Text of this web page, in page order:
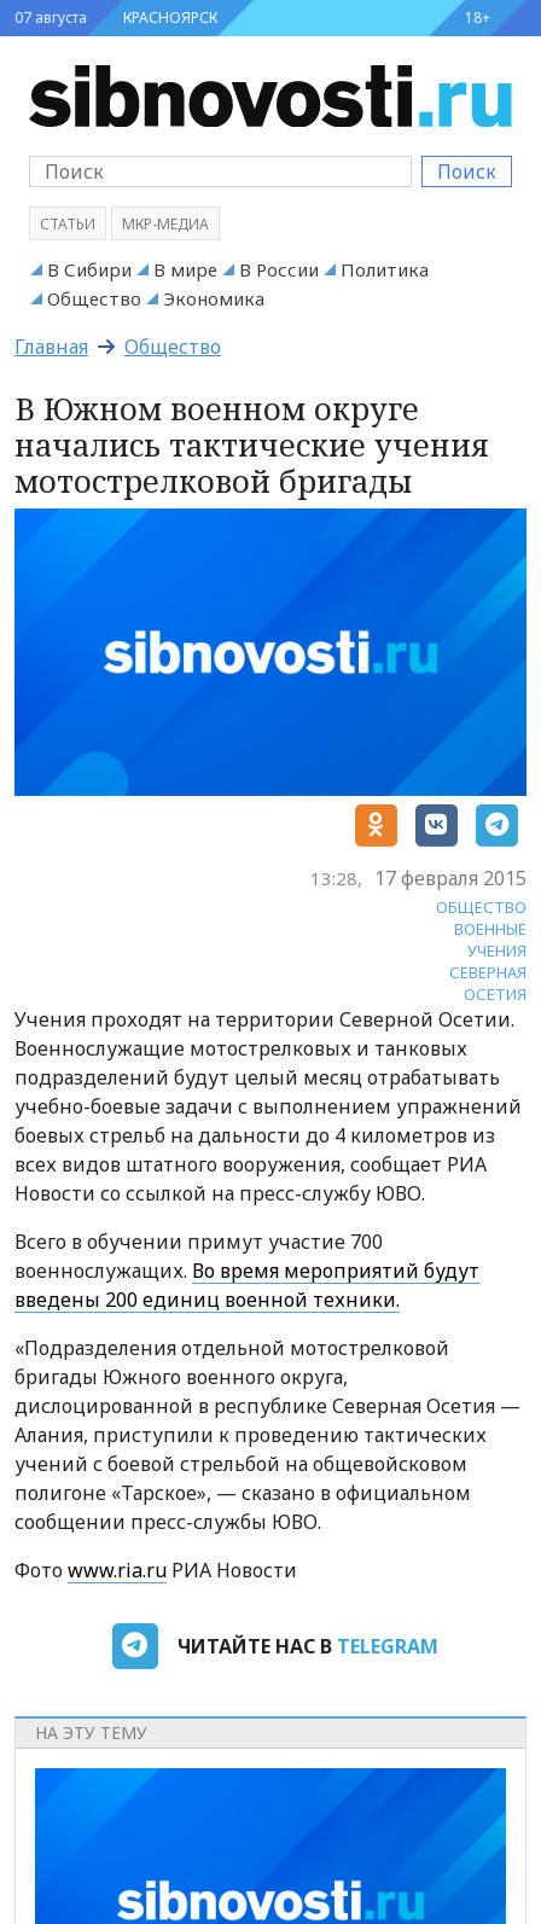
07 августа КРАСНОЯРСК 18+
Поиск
СТАТЬИ МКР-МЕДИА
В Сибири В мире В России
Политика
Общество
Экономика
Главная Общество
В Южном военном округе
начались тактические учения
мотострелковой бригады
13:28, 17 февраля 2015
ОБЩЕСТВО
ВОЕННЫЕ
УЧЕНИЯ
СЕВЕРНАЯ
ОСЕТИЯ
Учения проходят на территории Северной Осетии.
Военнослужащие мотострелковых и танковых
подразделений будут целый месяц отрабатывать
учебно-боевые задачи с выполнением упражнений
боевых стрельб на дальности до 4 километров из
всех видов штатного вооружения, сообщает РИА
Новости со ссылкой на пресс-службу ЮВО.
Всего в обучении примут участие 700
военнослужащих. Во время мероприятий будут
введены 200 единиц военной техники.
«Подразделения отдельной мотострелковой
бригады Южного военного округа,
дислоцированной в республике Северная Осетия —
Алания, приступили к проведению тактических
учений с боевой стрельбой на общевойсковом
полигоне «Тарское», — сказано в официальном
сообщении пресс-службы ЮВО.
Фотоwww.ria.ru РИА Новости
ЧИТАЙТЕ НАС В TELEGRAM
НА ЭТУ ТЕМУ